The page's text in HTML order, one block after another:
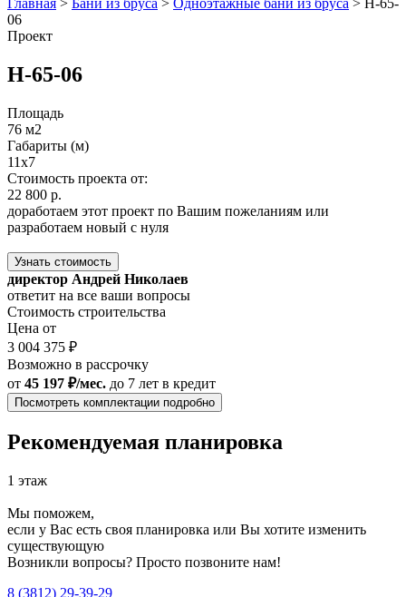
Главная > Бани из бруса > Одноэтажные бани из бруса > Н-65-
06
Проект
Н-65-06
Площадь
76 м2
Габариты (м)
11х7
Стоимость проекта от:
22 800 р.
доработаем этот проект по Вашим пожеланиям или
разработаем новый с нуля
Узнать стоимость
директор Андрей Николаев
ответит на все ваши вопросы
Стоимость строительства
Цена от
3 004 375 ₽
Возможно в рассрочку
от 45 197 ₽/мес. до 7 лет в кредит
Посмотреть комплектации подробно
Рекомендуемая планировка
1 этаж
Мы поможем,
если у Вас есть своя планировка или Вы хотите изменить
существующую
Возникли вопросы? Просто позвоните нам!
8 (3812) 29-39-29